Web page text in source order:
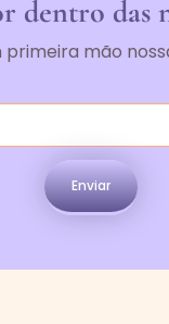
dentro das
primeira mão
Enviar